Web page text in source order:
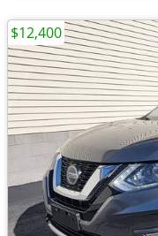
$12,400